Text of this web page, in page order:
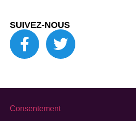
SUIVEZ-NOUS
Consentement